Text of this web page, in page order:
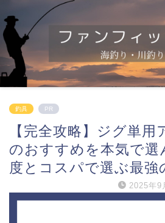
釣具 PR
【完全攻略】ジグ単
のおすすめを本気で選
度とコスパで選ぶ最強
2025年9